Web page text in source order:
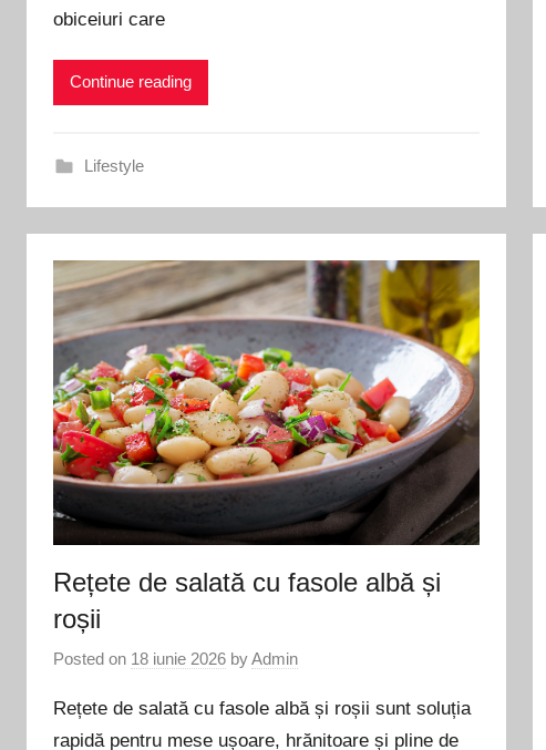
obiceiuri care
Continue reading
Lifestyle
Rețete de salată cu fasole albă și
roșii
Posted on 18 iunie 2026 byAdmin
Rețete de salată cu fasole albă și roșii sunt soluția
rapidă pentru mese ușoare, hrănitoare și pline de